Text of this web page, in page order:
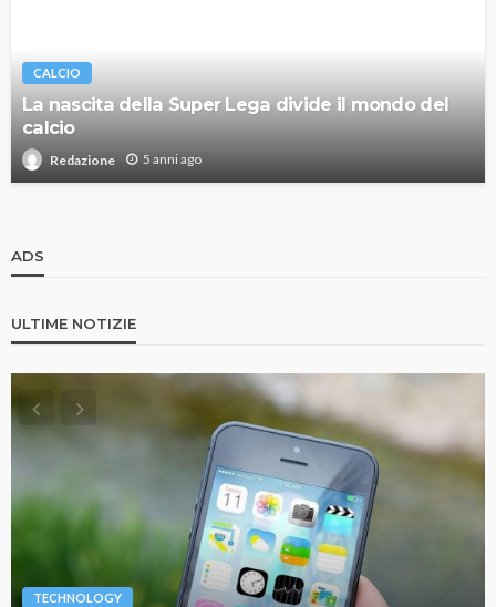
CALCIO
La nascita della Super Lega divide il mondo del
calcio
Redazione 5 anni ago
ADS
ULTIME NOTIZIE
TECHNOLOGY